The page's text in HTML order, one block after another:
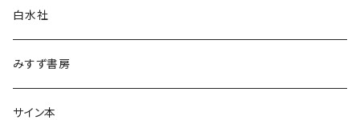
白水社
みすず書房
サイン本